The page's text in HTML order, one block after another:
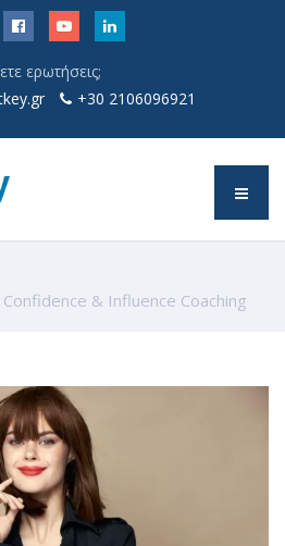
ερωτήσεις;
+30 2106096921
Confidence & Influence Coaching